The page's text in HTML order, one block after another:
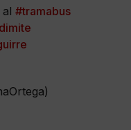
#tramabus